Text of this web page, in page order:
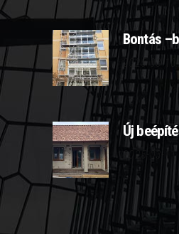
Bontás
2025-03-10
Új
2025-03-11